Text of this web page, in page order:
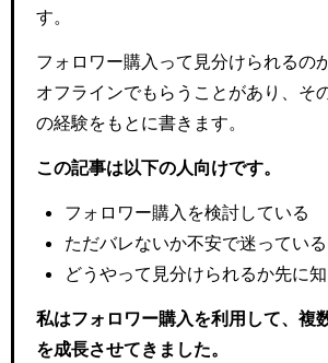
す。
フォロワー購入って見分けられるの
オフラインでもらうことがあり、そ
の経験をもとに書きます。
この記事は以下の人向けです。
フォロワー購入を検討している
ただバレないか不安で迷っている
どうやって見分けられるか先に
私はフォロワー購入を利用して、複
を成長させてきました。